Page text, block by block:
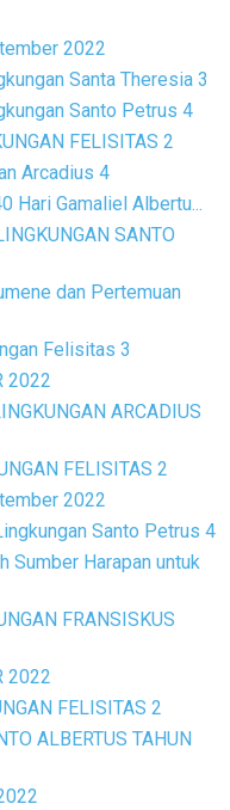
2022
Santa Theresia 3
Santo Petrus 4
FELISITAS 2
Arcadius 4
Hari Gamaliel Albertu...
SANTO
dan Pertemuan
Felisitas 3
2022
ARCADIUS
FELISITAS 2
2022
Santo Petrus 4
Sumber Harapan untuk
FRANSISKUS
2022
FELISITAS 2
ALBERTUS TAHUN